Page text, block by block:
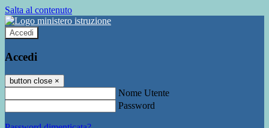
Salta al contenuto
Accedi
Accedi
button close ×
Nome Utente
Password